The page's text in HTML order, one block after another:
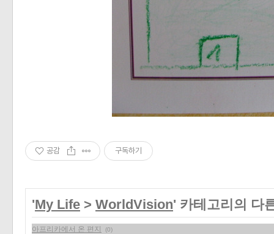
공감 구독하기
'My Life > WorldVision' 카테고리의 다
아프리카에서 온 편지 (0)